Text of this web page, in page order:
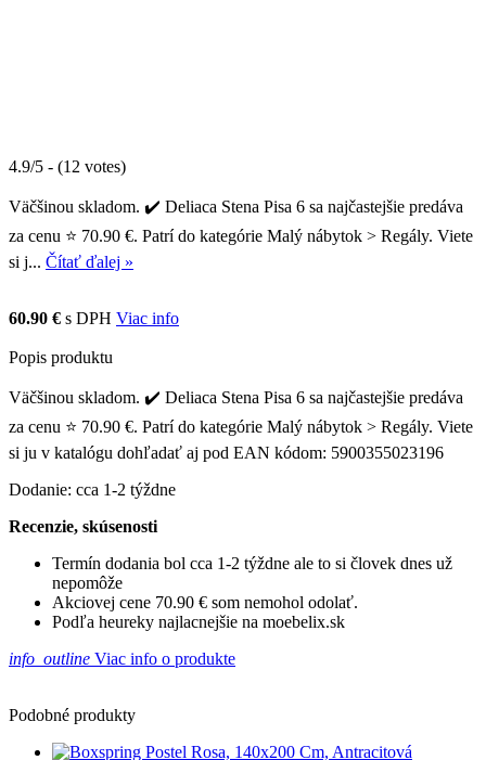
4.9/5 - (12 votes)
Väčšinou skladom. ✔️ Deliaca Stena Pisa 6 sa najčastejšie predáva
za cenu ⭐ 70.90 €. Patrí do kategórie Malý nábytok > Regály. Viete
si j... Čítať ďalej »
60.90 € s DPH Viac info
Popis produktu
Väčšinou skladom. ✔️ Deliaca Stena Pisa 6 sa najčastejšie predáva
za cenu ⭐ 70.90 €. Patrí do kategórie Malý nábytok > Regály. Viete
si ju v katalógu dohľadať aj pod EAN kódom: 5900355023196
Dodanie: cca 1-2 týždne
Recenzie, skúsenosti
Termín dodania bol cca 1-2 týždne ale to si človek dnes už
nepomôže
Akciovej cene 70.90 € som nemohol odolať.
Podľa heureky najlacnejšie na moebelix.sk
info_outline Viac info o produkte
Podobné produkty